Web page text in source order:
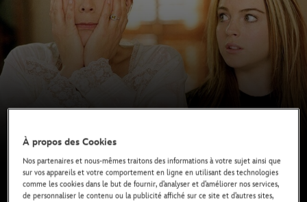
À propos des Cookies
Nos partenaires et nous-mêmes traitons des informations à votre sujet ainsi que
sur vos appareils et votre comportement en ligne en utilisant des technologies
comme les cookies dans le but de fournir, d’analyser et d’améliorer nos services,
de personnaliser le contenu ou la publicité affiché sur ce site et d’autres sites,